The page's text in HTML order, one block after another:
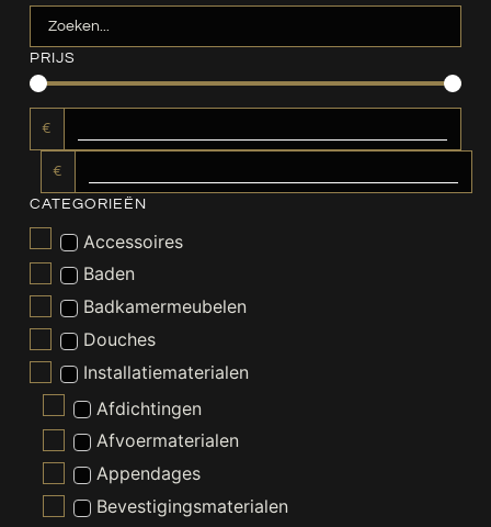
PRIJS
€
€
CATEGORIEËN
Accessoires
Baden
Badkamermeubelen
Douches
Installatiematerialen
Afdichtingen
Afvoermaterialen
Appendages
Bevestigingsmaterialen